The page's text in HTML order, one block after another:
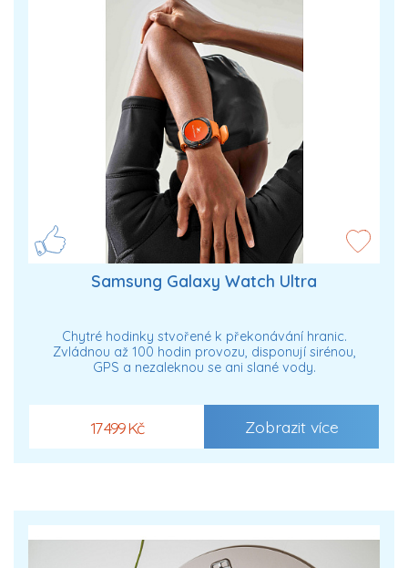
Samsung Galaxy Watch Ultra
Chytré hodinky stvořené k překonávání hranic.
Zvládnou až 100 hodin provozu, disponují sirénou,
GPS a nezaleknou se ani slané vody.
17 499 Kč Zobrazit více